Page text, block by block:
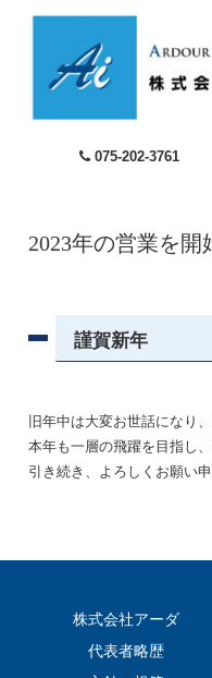
075-202-3761
2023年の営業を開
謹賀新年
旧年中は大変お世話になり
本年も一層の飛躍を目指し
引き続き、よろしくお願い申
株式会社アーダ
代表者略歴